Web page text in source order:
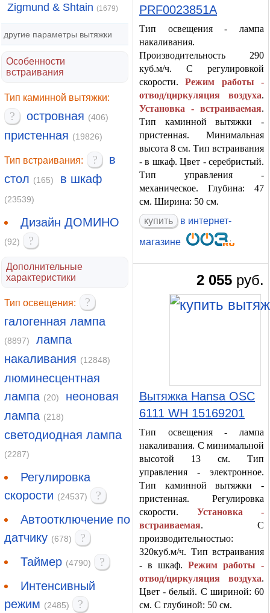
Zigmund & Shtain(1679)
другие параметры вытяжки
Особенности
встраивания
Тип каминной вытяжки:
? островная (406)
пристенная (19826)
Тип встраивания: ?
в
стол (165) в шкаф
(23539)
Дизайн ДОМИНО
(92) ?
Дополнительные
характеристики
Тип освещения:
?
галогенная лампа
(8897)
лампа
накаливания (12848)
люминесцентная
лампа (20)
неоновая
лампа (218)
светодиодная лампа
(2287)
Регулировка
скорости (24537)
?
Автоотключение по
датчику (678)
?
Таймер (4790)
?
Интенсивный
режим (2485) ?
PRF0023851A
Тип освещения - лампа
накаливания.
Производительность 290
куб.м/ч. С регулировкой
скорости.Режим работы -
отвод/циркуляция воздуха.
Установка - встраиваемая.
Тип каминной вытяжки -
пристенная. Минимальная
высота 8 см. Тип встраивания
- в шкаф. Цвет - серебристый.
Тип управления -
механическое. Глубина: 47
см. Ширина: 50 см.
купить
в интернет-
магазине
2 055 руб.
Вытяжка Hansa OSC
6111 WH 15169201
Тип освещения - лампа
накаливания. С минимальной
высотой 13 см. Тип
управления - электронное.
Тип каминной вытяжки -
пристенная. Регулировка
скорости. Установка -
встраиваемая. С
производительностью:
320куб.м/ч. Тип встраивания
- в шкаф. Режим работы -
отвод/циркуляция воздуха.
Цвет - белый. С шириной: 60
см. С глубиной: 50 см.